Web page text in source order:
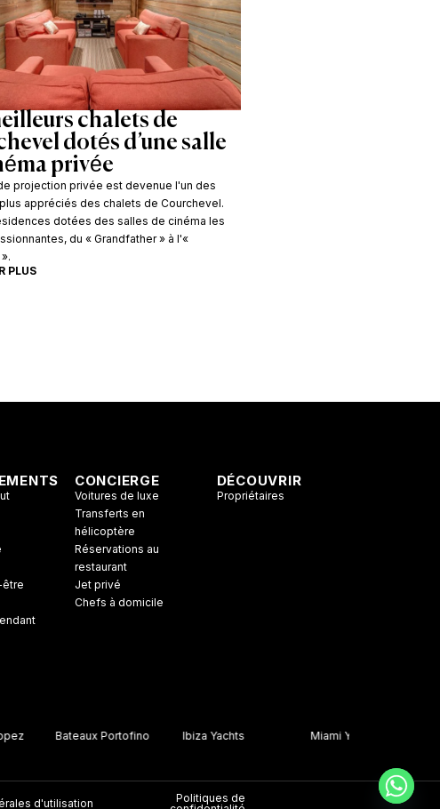
chalets de
dotés d’une salle
privée
projection privée est devenue l'un des
appréciés des chalets de Courchevel.
dotées des salles de cinéma les
du « Grandfather » à l'«
PLUS
être
CONCIERGE
Voitures de luxe
Transferts en
hélicoptère
Réservations au
restaurant
Jet privé
Chefs à domicile
DÉCOUVRIR
Propriétaires
Bateaux Portofino Ibiza Yachts Miami Yachts
d'utilisation
Politiques de